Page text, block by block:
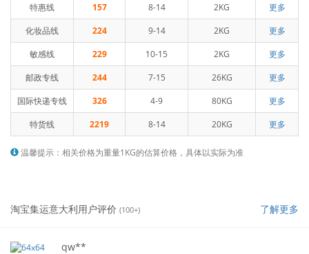
特惠线
157 8-14 2KG
更多
化妆品线
224 9-14 2KG
更多
敏感线
229 10-15 2KG
更多
邮政专线
244 7-15 26KG
更多
国际快递专线
326 4-9 80KG
更多
特货线
2219 8-14 20KG 更多
温馨提示：相关价格为重量1KG的估算价格，具体以实际为准
淘宝集运意大利用户评价 (100+) 了解更多
qw**